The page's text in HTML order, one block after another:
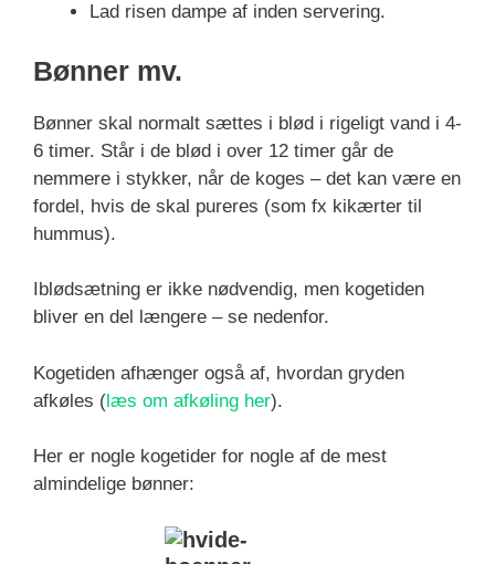
Lad risen dampe af inden servering.
Bønner mv.
Bønner skal normalt sættes i blød i rigeligt vand i 4-
6 timer. Står i de blød i over 12 timer går de
nemmere i stykker, når de koges – det kan være en
fordel, hvis de skal pureres (som fx kikærter til
hummus).
Iblødsætning er ikke nødvendig, men kogetiden
bliver en del længere – se nedenfor.
Kogetiden afhænger også af, hvordan gryden
afkøles (læs om afkøling her).
Her er nogle kogetider for nogle af de mest
almindelige bønner: